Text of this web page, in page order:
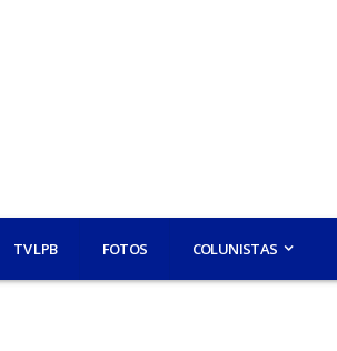
TV LPB FOTOS COLUNISTAS